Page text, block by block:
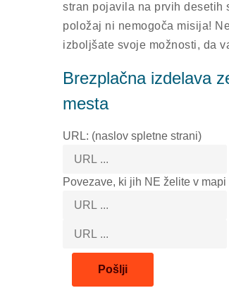
stran pojavila na prvih desetih
položaj ni nemogoča misija!
izboljšate svoje možnosti, da
Brezplačna izdelava
mesta
URL: (naslov spletne strani)
Povezave, ki jih NE želite v